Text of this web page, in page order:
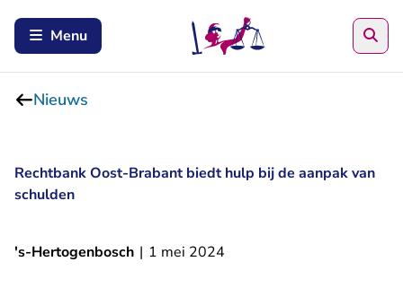
Menu
Nieuws
Rechtbank Oost-Brabant biedt hulp bij de aanpak van
schulden
's-Hertogenbosch | 1 mei 2024